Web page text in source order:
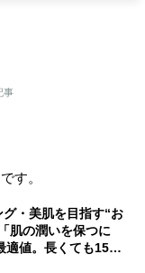
事
す。
グ・美肌を目指す“お
肌の潤いを保つに
適値。長くても15
押しするバスアイ